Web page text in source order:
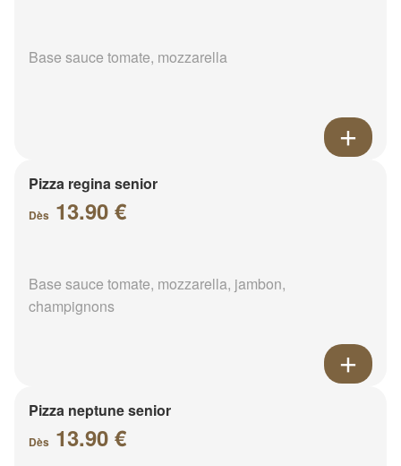
Base sauce tomate, mozzarella
Pizza regina senior
Dès 13.90 €
Base sauce tomate, mozzarella, jambon,
champignons
Pizza neptune senior
Dès 13.90 €